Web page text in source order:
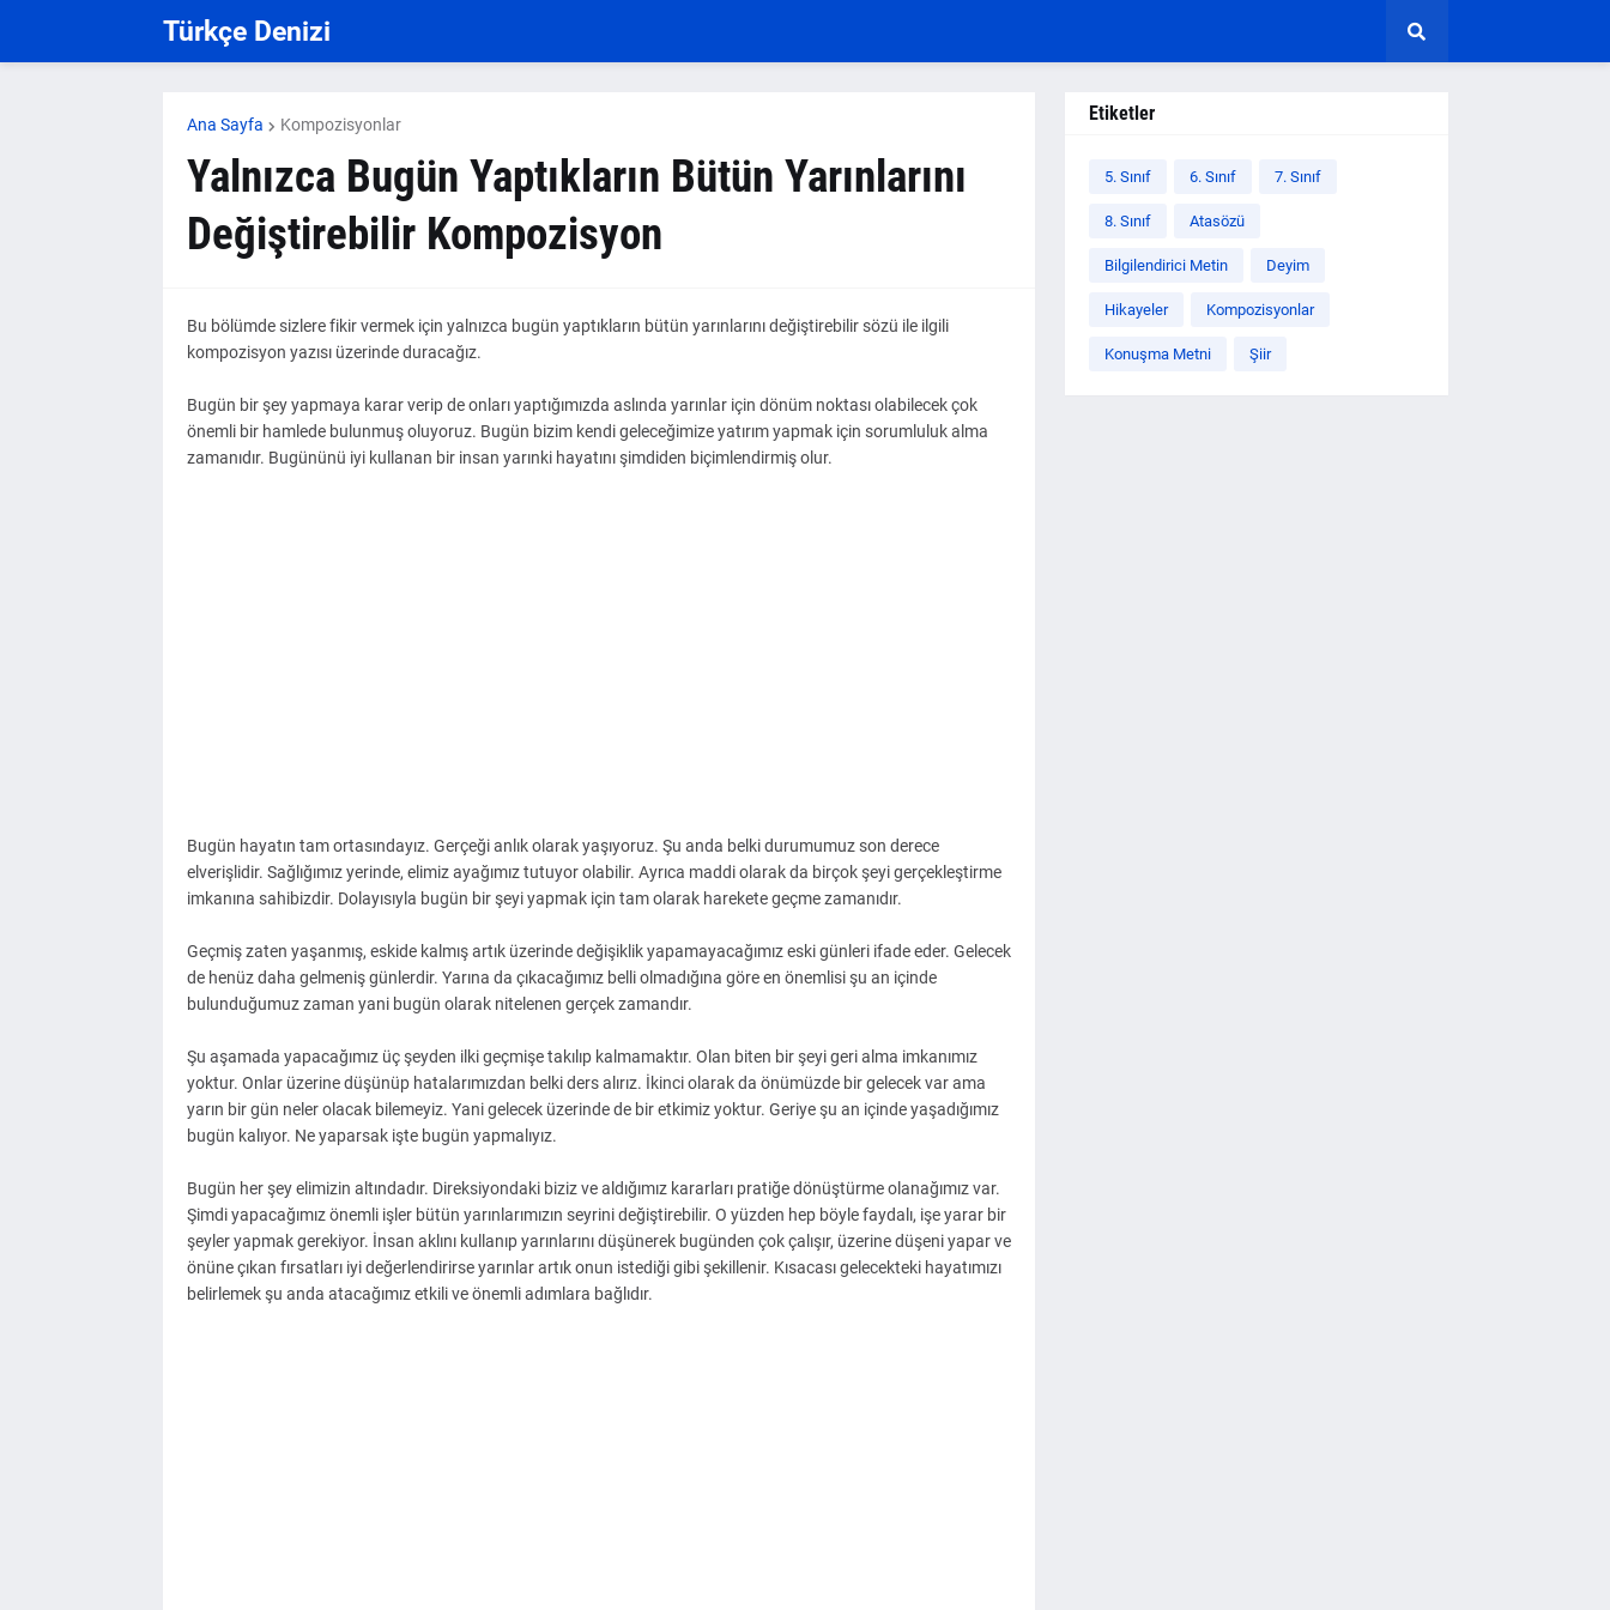
Türkçe Denizi
Ana Sayfa Kompozisyonlar
Yalnızca Bugün Yaptıkların Bütün Yarınlarını
Değiştirebilir Kompozisyon
Bu bölümde sizlere fikir vermek için yalnızca bugün yaptıkların bütün yarınlarını değiştirebilir sözü ile ilgili
kompozisyon yazısı üzerinde duracağız.
Bugün bir şey yapmaya karar verip de onları yaptığımızda aslında yarınlar için dönüm noktası olabilecek çok
önemli bir hamlede bulunmuş oluyoruz. Bugün bizim kendi geleceğimize yatırım yapmak için sorumluluk alma
zamanıdır. Bugününü iyi kullanan bir insan yarınki hayatını şimdiden biçimlendirmiş olur.
Bugün hayatın tam ortasındayız. Gerçeği anlık olarak yaşıyoruz. Şu anda belki durumumuz son derece
elverişlidir. Sağlığımız yerinde, elimiz ayağımız tutuyor olabilir. Ayrıca maddi olarak da birçok şeyi gerçekleştirme
imkanına sahibizdir. Dolayısıyla bugün bir şeyi yapmak için tam olarak harekete geçme zamanıdır.
Geçmiş zaten yaşanmış, eskide kalmış artık üzerinde değişiklik yapamayacağımız eski günleri ifade eder. Gelecek
de henüz daha gelmeniş günlerdir. Yarına da çıkacağımız belli olmadığına göre en önemlisi şu an içinde
bulunduğumuz zaman yani bugün olarak nitelenen gerçek zamandır.
Şu aşamada yapacağımız üç şeyden ilki geçmişe takılıp kalmamaktır. Olan biten bir şeyi geri alma imkanımız
yoktur. Onlar üzerine düşünüp hatalarımızdan belki ders alırız. İkinci olarak da önümüzde bir gelecek var ama
yarın bir gün neler olacak bilemeyiz. Yani gelecek üzerinde de bir etkimiz yoktur. Geriye şu an içinde yaşadığımız
bugün kalıyor. Ne yaparsak işte bugün yapmalıyız.
Bugün her şey elimizin altındadır. Direksiyondaki biziz ve aldığımız kararları pratiğe dönüştürme olanağımız var.
Şimdi yapacağımız önemli işler bütün yarınlarımızın seyrini değiştirebilir. O yüzden hep böyle faydalı, işe yarar bir
şeyler yapmak gerekiyor. İnsan aklını kullanıp yarınlarını düşünerek bugünden çok çalışır, üzerine düşeni yapar ve
önüne çıkan fırsatları iyi değerlendirirse yarınlar artık onun istediği gibi şekillenir. Kısacası gelecekteki hayatımızı
belirlemek şu anda atacağımız etkili ve önemli adımlara bağlıdır.
Etiketler
5. Sınıf 6. Sınıf 7. Sınıf
8. Sınıf Atasözü
Bilgilendirici Metin Deyim
Hikayeler Kompozisyonlar
Konuşma Metni Şiir